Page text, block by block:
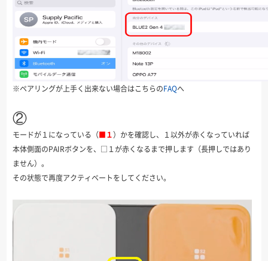
※ペアリングが上手く出来ない場合はこちらのFAQへ
②
モードが１になっている（■１）かを確認し、１以外が赤くなっていれば
本体側面のPAIRボタンを、□１が赤くなるまで押します（長押しではあり
ません）。
その状態で再度アクティベートをしてください。